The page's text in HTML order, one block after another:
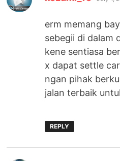
erm memang
sebegii di dalam
kene sentiasa
x dapat settle
ngan pihak
jalan terbaik
REPLY